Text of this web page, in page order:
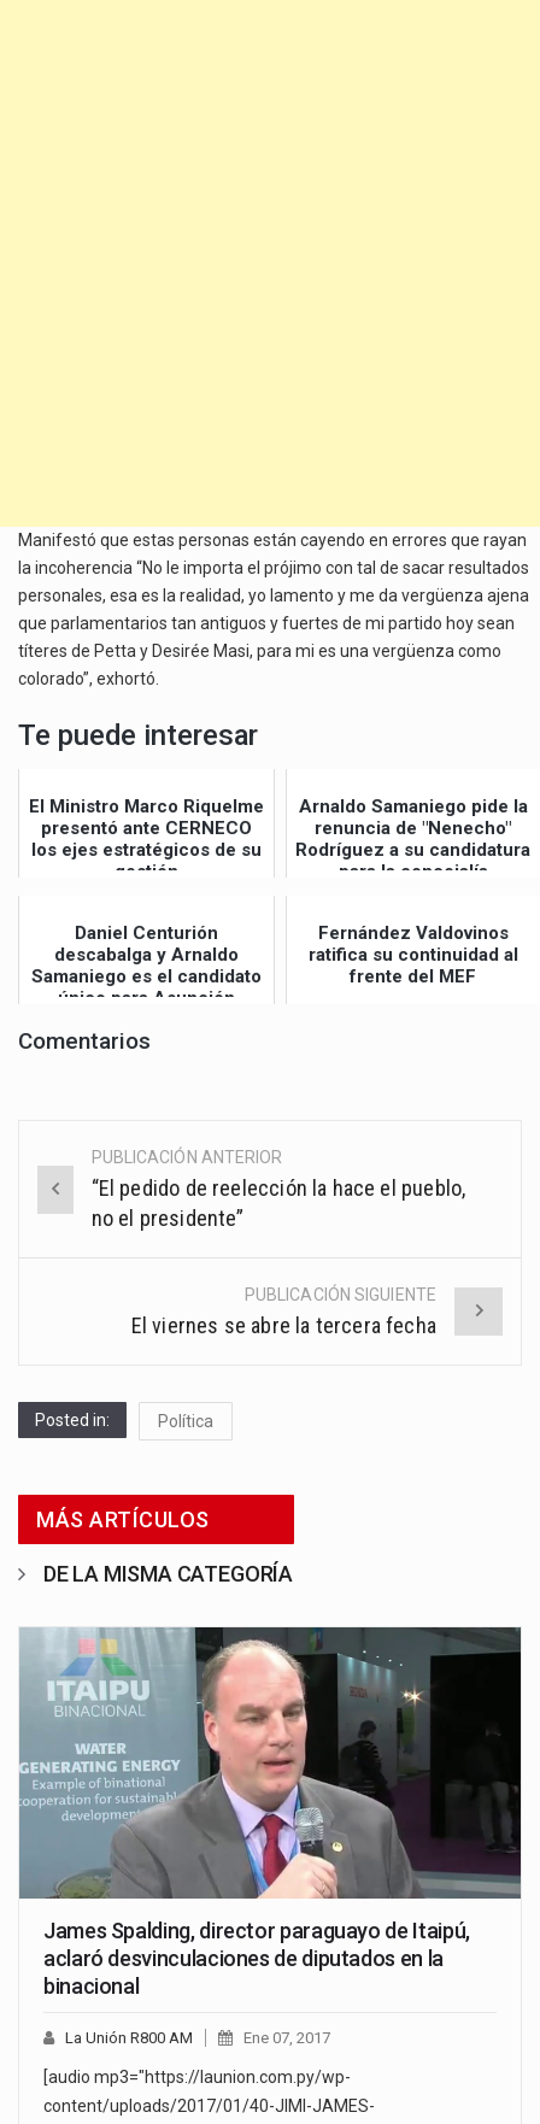
Manifestó que estas personas están cayendo en errores que rayan
la incoherencia “No le importa el prójimo con tal de sacar resultados
personales, esa es la realidad, yo lamento y me da vergüenza ajena
que parlamentarios tan antiguos y fuertes de mi partido hoy sean
títeres de Petta y Desirée Masi, para mi es una vergüenza como
colorado”, exhortó.
Te puede interesar
El Ministro Marco Riquelme
presentó ante CERNECO
los ejes estratégicos de su
gestión
Arnaldo Samaniego pide la
renuncia de "Nenecho"
Rodríguez a su candidatura
para la concejalía
Daniel Centurión
descabalga y Arnaldo
Samaniego es el candidato
único para Asunción
Fernández Valdovinos
ratifica su continuidad al
frente del MEF
Comentarios
Post
navigation
PUBLICACIÓN ANTERIOR
“El pedido de reelección la hace el pueblo,
no el presidente”
PUBLICACIÓN SIGUIENTE
El viernes se abre la tercera fecha
Posted in: Política
MÁS ARTÍCULOS
DE LA MISMA CATEGORÍA
James Spalding, director paraguayo de Itaipú,
aclaró desvinculaciones de diputados en la
binacional
La Unión R800 AM Ene 07, 2017
[audio mp3="https://launion.com.py/wp-
content/uploads/2017/01/40-JIMI-JAMES-